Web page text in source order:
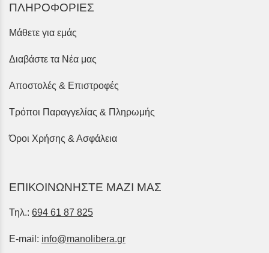
ΠΛΗΡΟΦΟΡΙΕΣ
Μάθετε για εμάς
Διαβάστε τα Νέα μας
Αποστολές & Επιστροφές
Τρόποι Παραγγελίας & Πληρωμής
Όροι Χρήσης & Ασφάλεια
ΕΠΙΚΟΙΝΩΝΗΣΤΕ ΜΑΖΙ ΜΑΣ
Τηλ.: 694 61 87 825
E-mail: info@manolibera.gr